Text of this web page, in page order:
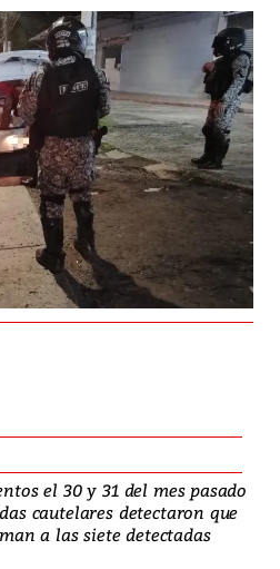
el 30 y 31 del mes pasado
cautelares detectaron que
a las siete detectadas